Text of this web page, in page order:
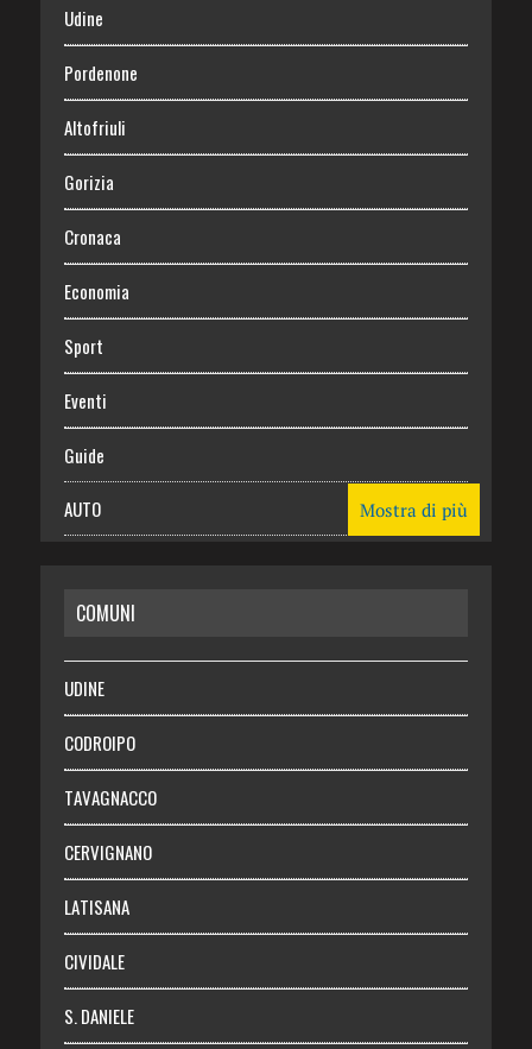
Udine
Pordenone
Altofriuli
Gorizia
Cronaca
Economia
Sport
Eventi
Guide
AUTO
RISPARMIO
SALUTE
Necrologie
Chi siamo
Abbonati
Login
Mostra di più
COMUNI
UDINE
CODROIPO
TAVAGNACCO
CERVIGNANO
LATISANA
CIVIDALE
S. DANIELE